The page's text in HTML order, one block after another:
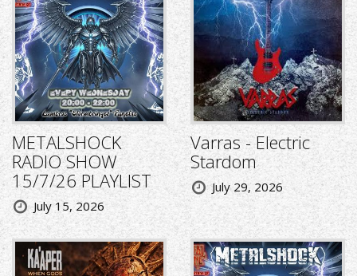
METALSHOCK
RADIO SHOW
15/7/26 PLAYLIST
July 15, 2026
Varras - Electric
Stardom
July 29, 2026